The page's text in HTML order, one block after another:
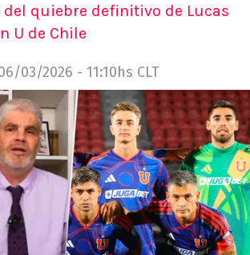
del quiebre definitivo de Lucas
U de Chile
03/2026 - 11:10hs CLT